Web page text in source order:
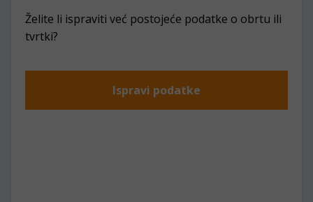
Želite li ispraviti već postojeće podatke o obrtu ili
tvrtki?
Ispravi podatke